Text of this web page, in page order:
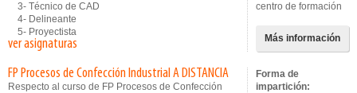
3- Técnico de CAD
4- Delineante
5- Proyectista
ver asignaturas
centro de formación
Más información
FP Procesos de Confección Industrial A DISTANCIA
Respecto al curso de FP Procesos de Confección
Forma de
impartición: